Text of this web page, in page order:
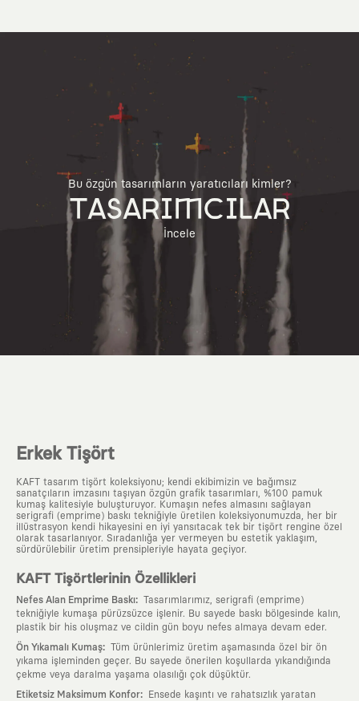
Bu özgün tasarımların yaratıcıları kimler?
TASARIMCILAR
İncele
Erkek Tişört
KAFT tasarım tişört koleksiyonu; kendi ekibimizin ve bağımsız
sanatçıların imzasını taşıyan özgün grafik tasarımları, %100 pamuk
kumaş kalitesiyle buluşturuyor. Kumaşın nefes almasını sağlayan
serigrafi (emprime) baskı tekniğiyle üretilen koleksiyonumuzda, her bir
illüstrasyon kendi hikayesini en iyi yansıtacak tek bir tişört rengine özel
olarak tasarlanıyor. Sıradanlığa yer vermeyen bu estetik yaklaşım,
sürdürülebilir üretim prensipleriyle hayata geçiyor.
KAFT Tişörtlerinin Özellikleri
Nefes Alan Emprime Baskı: Tasarımlarımız, serigrafi (emprime)
tekniğiyle kumaşa pürüzsüzce işlenir. Bu sayede baskı bölgesinde kalın,
plastik bir his oluşmaz ve cildin gün boyu nefes almaya devam eder.
Ön Yıkamalı Kumaş: Tüm ürünlerimiz üretim aşamasında özel bir ön
yıkama işleminden geçer. Bu sayede önerilen koşullarda yıkandığında
çekme veya daralma yaşama olasılığı çok düşüktür.
Etiketsiz Maksimum Konfor:
Ensede kaşıntı ve rahatsızlık yaratan